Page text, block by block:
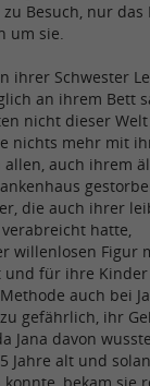
Besuch, nur das
um sie.
ihrer Schwester
an ihrem Bett
nicht dieser
nichts mehr mit
auch ihrem
die auch ihrer
hatte,
willenlosen Figur
für ihre Kinder
auch bei
gefährlich, ihr
Jana davon
Jahre alt und